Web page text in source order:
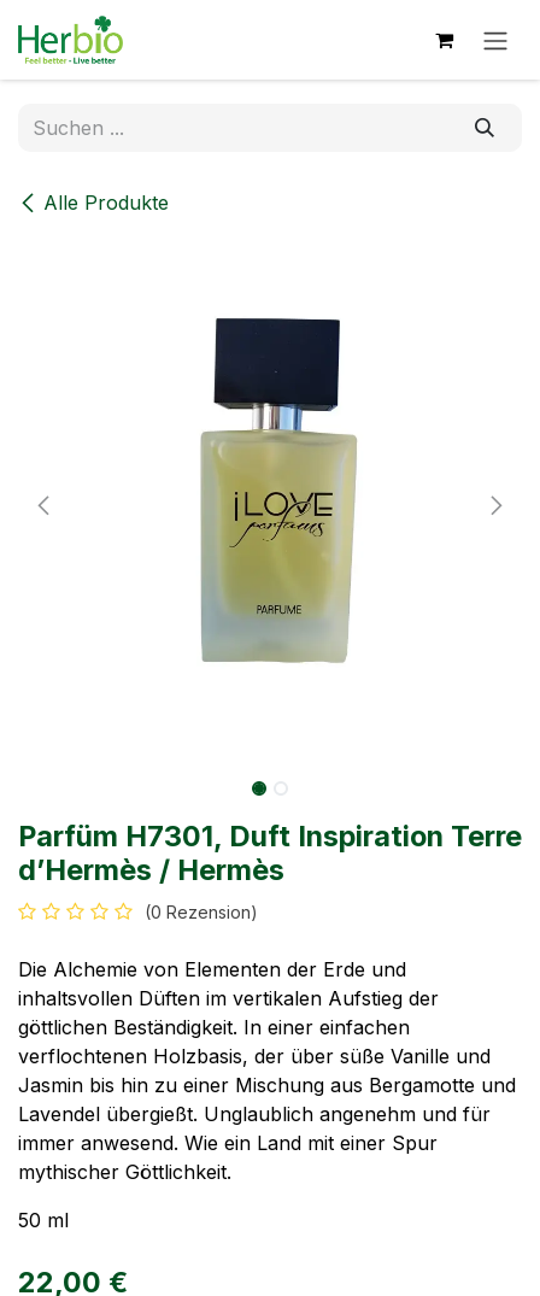
Zum Inhalt springen
Alle Produkte
Parfüm H7301, Duft Inspiration Terre
d’Hermès / Hermès
(0 Rezension)
Die Alchemie von Elementen der Erde und
inhaltsvollen Düften im vertikalen Aufstieg der
göttlichen Beständigkeit. In einer einfachen
verflochtenen Holzbasis, der über süße Vanille und
Jasmin bis hin zu einer Mischung aus Bergamotte und
Lavendel übergießt. Unglaublich angenehm und für
immer anwesend. Wie ein Land mit einer Spur
mythischer Göttlichkeit.
50 ml
22,00 €